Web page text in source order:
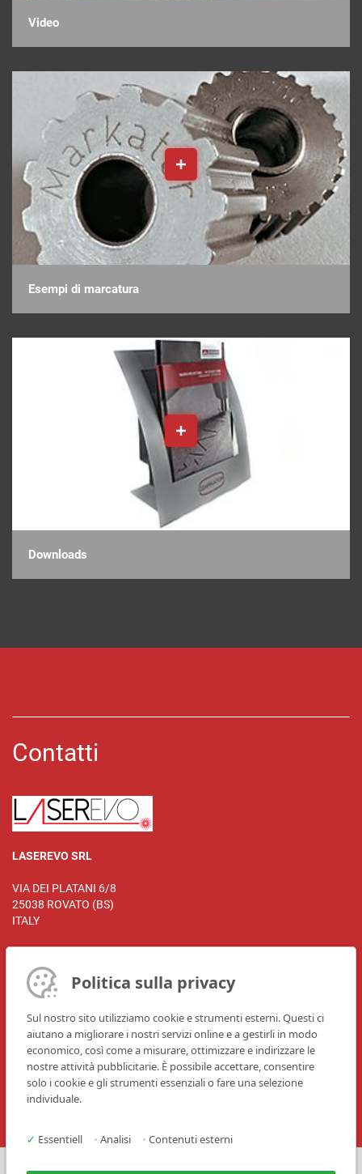
Video
Esempi di marcatura
Downloads
Contatti
LASEREVO SRL
VIA DEI PLATANI 6/8
25038 ROVATO (BS)
ITALY
Persona di riferimento:
Andrea Sterpilla
Telefono: +39 030 7270181
E-Mail:info@laserevo.com
Sito Web:www.laserevo.com
Politica sulla privacy
Sul nostro sito utilizziamo cookie e strumenti esterni. Questi ci
aiutano a migliorare i nostri servizi online e a gestirli in modo
economico, così come a misurare, ottimizzare e indirizzare le
nostre attività pubblicitarie. È possibile accettare, consentire
solo i cookie e gli strumenti essenziali o fare una selezione
individuale.
✓ Essentiell • Analisi • Contenuti esterni